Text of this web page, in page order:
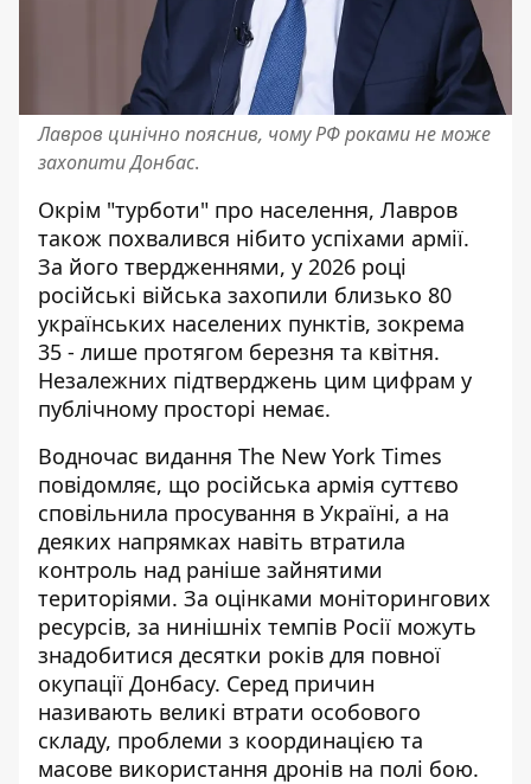
Лавров цинічно пояснив, чому РФ роками не може
захопити Донбас.
Окрім "турботи" про населення, Лавров
також похвалився нібито успіхами армії.
За його твердженнями, у 2026 році
російські війська захопили близько 80
українських населених пунктів, зокрема
35 - лише протягом березня та квітня.
Незалежних підтверджень цим цифрам у
публічному просторі немає.
Водночас видання The New York Times
повідомляє, що російська армія суттєво
сповільнила просування в Україні, а на
деяких напрямках навіть втратила
контроль над раніше зайнятими
територіями. За оцінками моніторингових
ресурсів, за нинішніх темпів Росії можуть
знадобитися десятки років для повної
окупації Донбасу. Серед причин
називають великі втрати особового
складу, проблеми з координацією та
масове використання дронів на полі бою.